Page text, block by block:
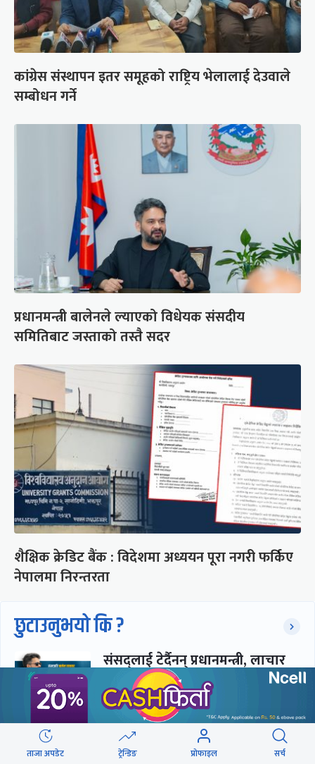
कांग्रेस संस्थापन इतर समूहको राष्ट्रिय भेलालाई देउवाले
सम्बोधन गर्ने
प्रधानमन्त्री बालेनले ल्याएको विधेयक संसदीय
समितिबाट जस्ताको तस्तै सदर
शैक्षिक क्रेडिट बैंक : विदेशमा अध्ययन पूरा नगरी फर्किए
नेपालमा निरन्तरता
छुटाउनुभयो कि ?
संसद्लाई टेर्दैनन् प्रधानमन्त्री, लाचार
छन् सभामुख
‘अस्थायी प्रकृतिको अध्यादेशले ऐनको
व्यवस्था विस्थापित गर्न सक्दैन’
ताजा अपडेट ट्रेन्डिङ प्रोफाइल सर्च